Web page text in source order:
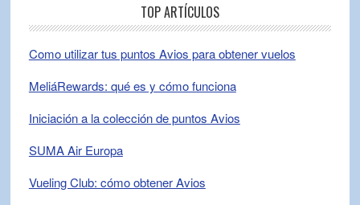
TOP ARTÍCULOS
Como utilizar tus puntos Avios para obtener vuelos
MeliáRewards: qué es y cómo funciona
Iniciación a la colección de puntos Avios
SUMA Air Europa
Vueling Club: cómo obtener Avios